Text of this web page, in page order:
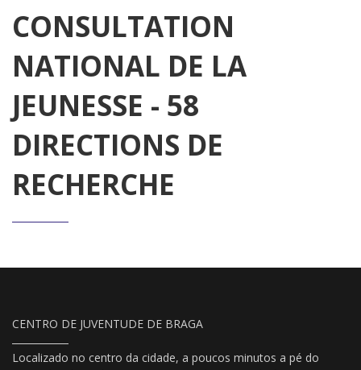
CONSULTATION
NATIONAL DE LA
JEUNESSE - 58
DIRECTIONS DE
RECHERCHE
CENTRO DE JUVENTUDE DE BRAGA
Localizado no centro da cidade, a poucos minutos a pé do